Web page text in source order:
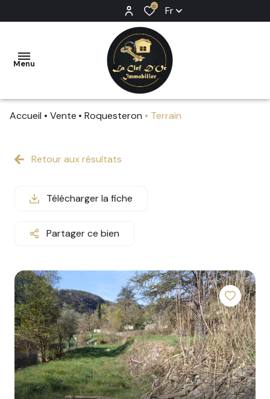
0 Fr
Menu
VENTE
PRESTIGE
ESTIMATION
CONTACT
Accueil Vente Roquesteron Terrain
Retour aux résultats
Télécharger la fiche
Partager ce bien